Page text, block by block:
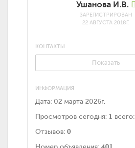
Ушанова И.В.
ЗАРЕГИСТРИРОВАН
22 АВГУСТА 2018Г.
КОНТАКТЫ
Показать
ИНФОРМАЦИЯ
Дата: 02 марта 2026г.
Просмотров сегодня: 1 всего:
Отзывов: 0